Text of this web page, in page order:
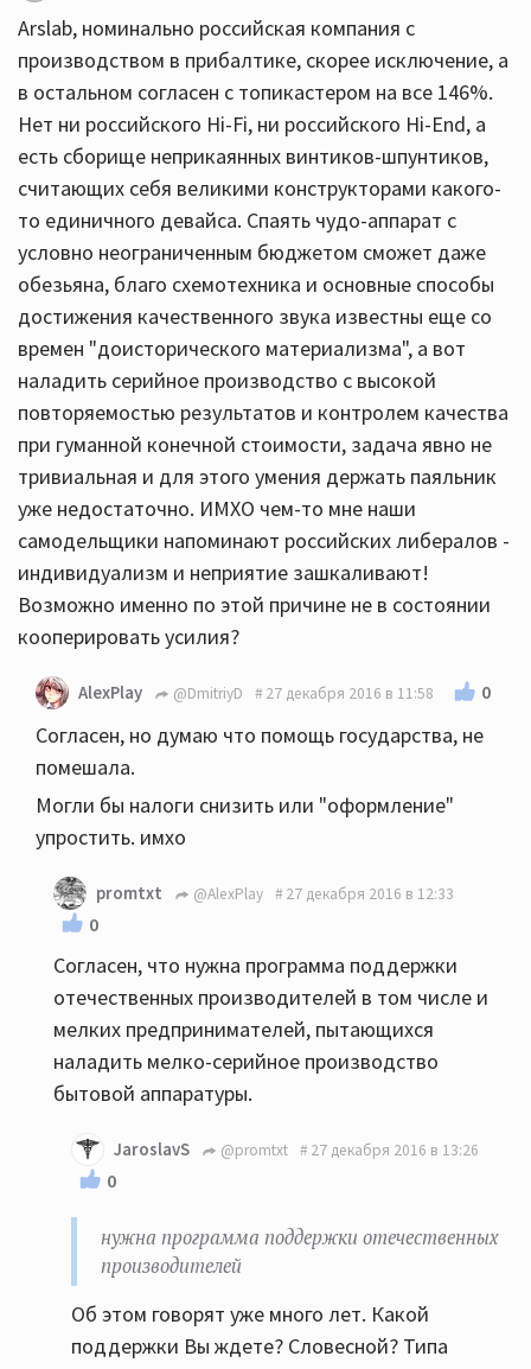
Arslab, номинально российская компания с
производством в прибалтике, скорее исключение, а
в остальном согласен с топикастером на все 146%.
Нет ни российского Hi-Fi, ни российского Hi-End, а
есть сборище неприкаянных винтиков-шпунтиков,
считающих себя великими конструкторами какого-
то единичного девайса. Спаять чудо-аппарат с
условно неограниченным бюджетом сможет даже
обезьяна, благо схемотехника и основные способы
достижения качественного звука известны еще со
времен "доисторического материализма", а вот
наладить серийное производство с высокой
повторяемостью результатов и контролем качества
при гуманной конечной стоимости, задача явно не
тривиальная и для этого умения держать паяльник
уже недостаточно. ИМХО чем-то мне наши
самодельщики напоминают российских либералов -
индивидуализм и неприятие зашкаливают!
Возможно именно по этой причине не в состоянии
кооперировать усилия?
AlexPlay @DmitriyD 27 декабря 2016 в 11:58 0
Согласен, но думаю что помощь государства, не
помешала.
Могли бы налоги снизить или "оформление"
упростить. имхо
promtxt @AlexPlay 27 декабря 2016 в 12:33
0
Согласен, что нужна программа поддержки
отечественных производителей в том числе и
мелких предпринимателей, пытающихся
наладить мелко-серийное производство
бытовой аппаратуры.
JaroslavS @promtxt 27 декабря 2016 в 13:26
0
нужна программа поддержки отечественных
производителей
Об этом говорят уже много лет. Какой
поддержки Вы ждете? Словесной? Типа